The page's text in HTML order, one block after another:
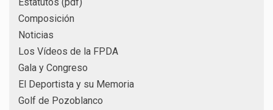
Composición
Noticias
Los Vídeos de la FPDA
Gala y Congreso
El Deportista y su Memoria
Golf de Pozoblanco